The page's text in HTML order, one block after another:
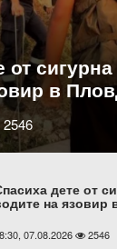
от
в
2546
дете от
на язовир
07.08.2026 2546